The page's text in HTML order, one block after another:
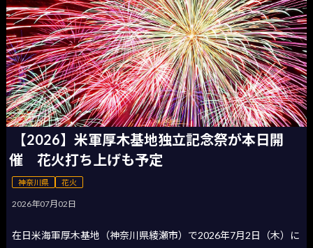
【2026】米軍厚木基地独立記念祭が本日開
催 花火打ち上げも予定
神奈川県 花火
2026年07月02日
在日米海軍厚木基地（神奈川県綾瀬市）で2026年7月2日（木）に